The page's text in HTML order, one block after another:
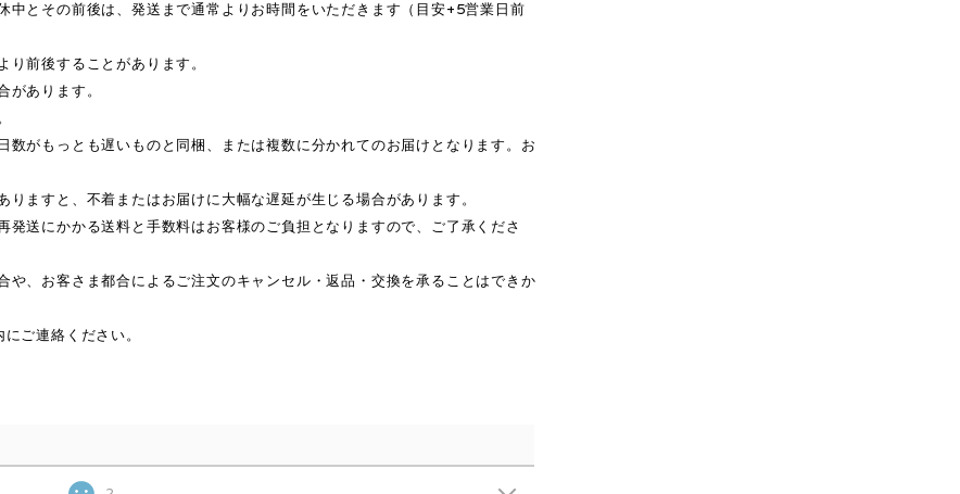
とその前後は、発送まで通常よりお時間をいただきます（目安+5営業日前
前後することがあります。
あります。
がもっとも遅いものと同梱、または複数に分かれてのお届けとなります。お
ますと、不着またはお届けに大幅な遅延が生じる場合があります。
送にかかる送料と手数料はお客様のご負担となりますので、ご了承くださ
、お客さま都合によるご注文のキャンセル・返品・交換を承ることはできか
ご連絡ください。